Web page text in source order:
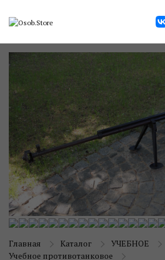
Главная Каталог
УЧЕБНОЕ
Учебное противотанковое